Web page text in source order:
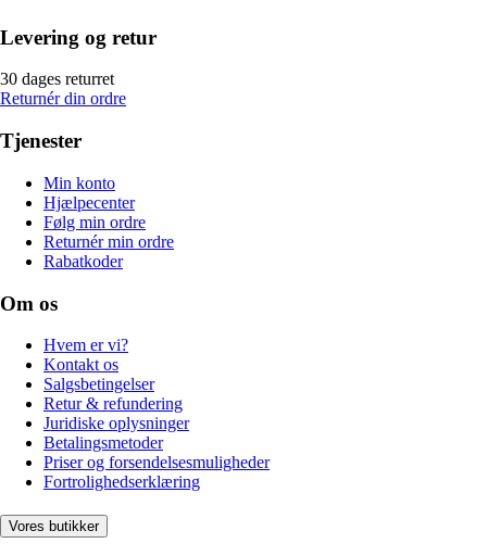
Levering og retur
30 dages returret
Returnér din ordre
Tjenester
Min konto
Hjælpecenter
Følg min ordre
Returnér min ordre
Rabatkoder
Om os
Hvem er vi?
Kontakt os
Salgsbetingelser
Retur & refundering
Juridiske oplysninger
Betalingsmetoder
Priser og forsendelsesmuligheder
Fortrolighedserklæring
Vores butikker